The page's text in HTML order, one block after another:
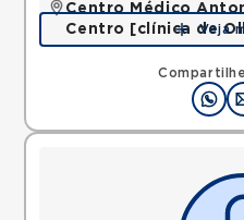
Centro Médico
Centro [clínica de
Rua Quinze de
Mapa
Veja